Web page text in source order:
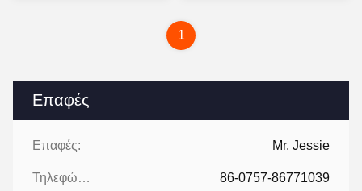
Επαφές
Επαφές: Mr. Jessie
Τηλεφώνημα: 86-0757-86771039
1